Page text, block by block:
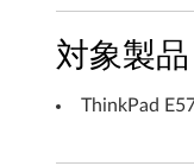
D
用
)
対象製品
ThinkPad